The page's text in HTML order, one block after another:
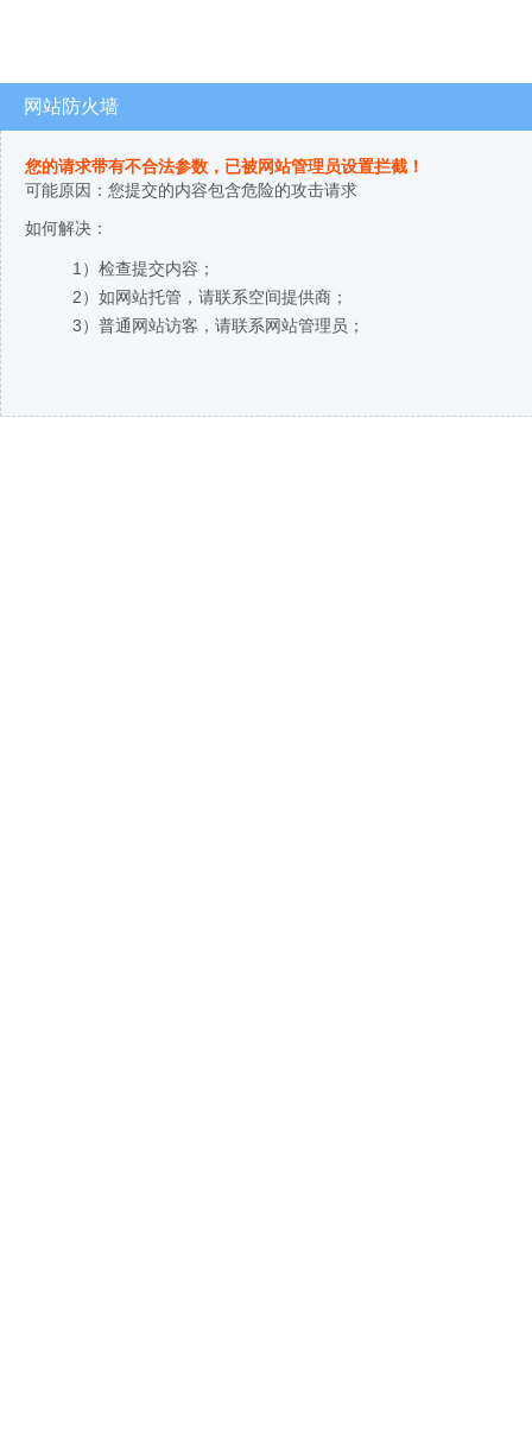
网站防火墙
您的请求带有不合法参数，已被网站管理员设置拦截！
可能原因：您提交的内容包含危险的攻击请求
如何解决：
1）检查提交内容；
2）如网站托管，请联系空间提供商；
3）普通网站访客，请联系网站管理员；